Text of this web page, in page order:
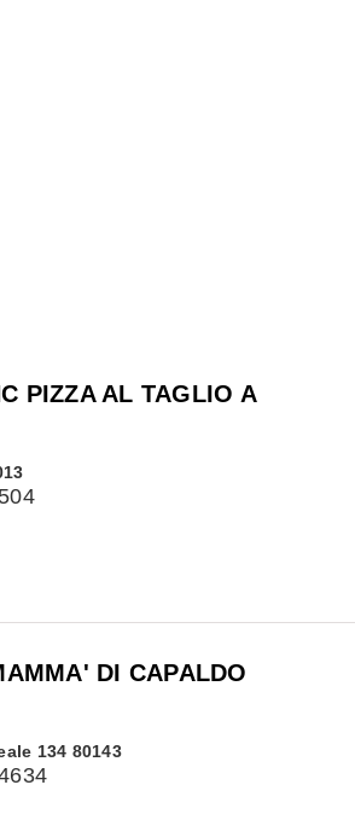
PIZZA AL TAGLIO A
DI CAPALDO
134 80143